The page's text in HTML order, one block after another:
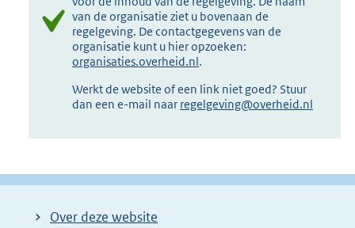
van de organisatie ziet u bovenaan de
regelgeving. De contactgegevens van de
organisatie kunt u hier opzoeken:
organisaties.overheid.nl.
Werkt de website of een link niet goed? Stuur
dan een e-mail naar regelgeving@overheid.nl
Over deze website